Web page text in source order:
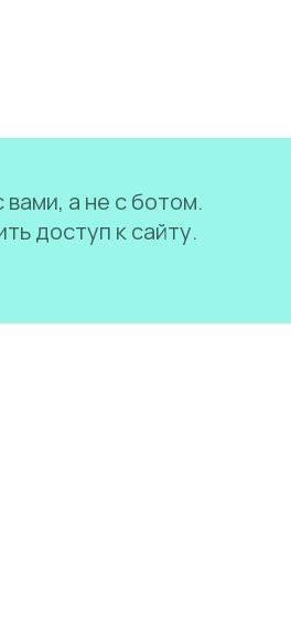
а не с ботом.
доступ к сайту.